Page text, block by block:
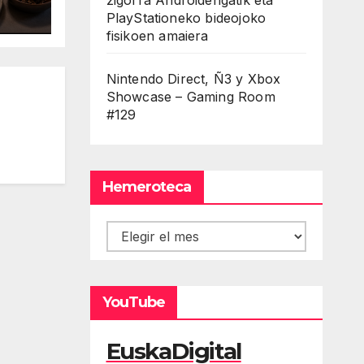
PlayStationeko bideojoko
fisikoen amaiera
Nintendo Direct, Ñ3 y Xbox
Showcase – Gaming Room
#129
Hemeroteca
Hemeroteca
YouTube
EuskaDigital